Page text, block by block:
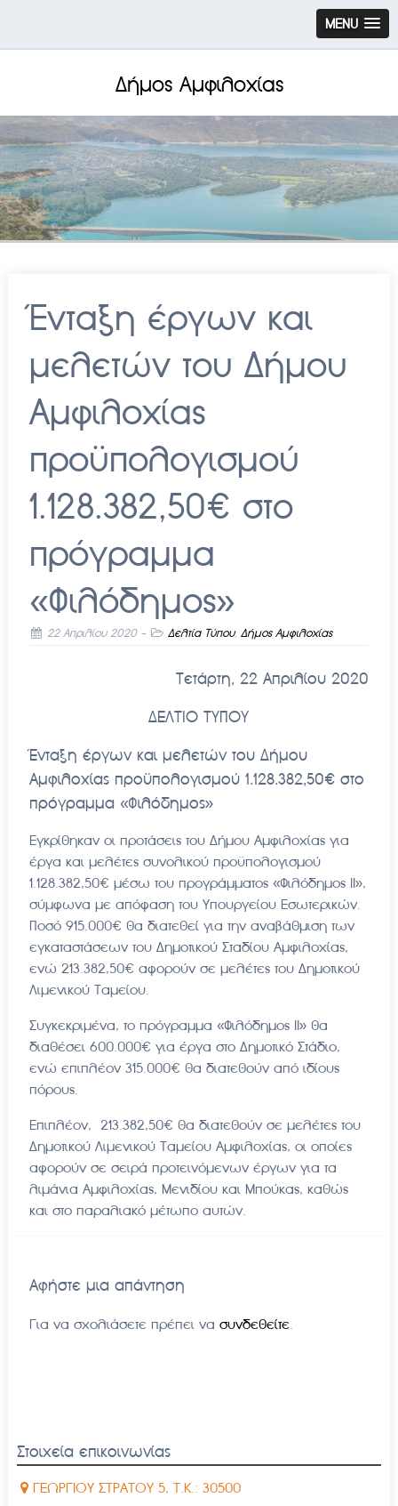
MENU
Δήμος Αμφιλοχίας
Ένταξη έργων και
μελετών του Δήμου
Αμφιλοχίας
προϋπολογισμού
1.128.382,50€ στο
πρόγραμμα
«Φιλόδημος»
22 Απριλίου 2020- Δελτία Τύπου, Δήμος Αμφιλοχίας
Τετάρτη, 22Απριλίου 2020
ΔΕΛΤΙΟ ΤΥΠΟΥ
Ένταξη έργων και μελετών του Δήμου
Αμφιλοχίας προϋπολογισμού 1.128.382,50€ στο
πρόγραμμα «Φιλόδημος»
Εγκρίθηκαν οι προτάσεις του Δήμου Αμφιλοχίας για
έργα και μελέτες συνολικού προϋπολογισμού
1.128.382,50€ μέσω του προγράμματος «Φιλόδημος ΙΙ»,
σύμφωνα με απόφαση του Υπουργείου Εσωτερικών.
Ποσό 915.000€ θα διατεθεί για την αναβάθμιση των
εγκαταστάσεων του Δημοτικού Σταδίου Αμφιλοχίας,
ενώ 213.382,50€ αφορούν σε μελέτες του Δημοτικού
Λιμενικού Ταμείου.
Συγκεκριμένα, το πρόγραμμα «Φιλόδημος ΙΙ» θα
διαθέσει 600.000€ για έργα στο Δημοτικό Στάδιο,
ενώ επιπλέον 315.000€ θα διατεθούν από ιδίους
πόρους.
Επιπλέον, 213.382,50€ θα διατεθούν σε μελέτες του
Δημοτικού Λιμενικού Ταμείου Αμφιλοχίας, οι οποίες
αφορούν σε σειρά προτεινόμενων έργων για τα
λιμάνια Αμφιλοχίας, Μενιδίου και Μπούκας, καθώς
και στο παραλιακό μέτωπο αυτών.
Αφήστε μια απάντηση
Για να σχολιάσετε πρέπει να συνδεθείτε.
Στοιχεία επικοινωνίας
ΓΕΩΡΓΙΟΥ ΣΤΡΑΤΟΥ 5, Τ.Κ.: 30500